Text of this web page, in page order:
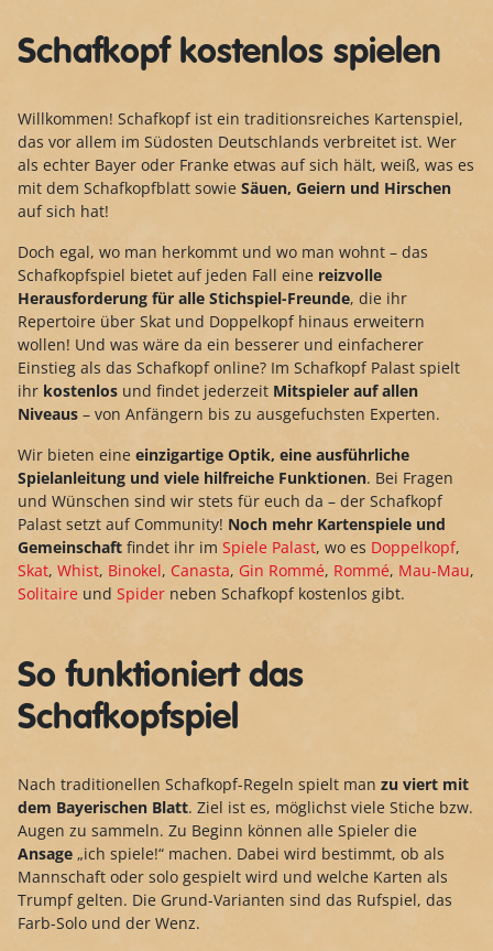
Schafkopf kostenlos spielen
Willkommen! Schafkopf ist ein traditionsreiches Kartenspiel,
das vor allem im Südosten Deutschlands verbreitet ist. Wer
als echter Bayer oder Franke etwas auf sich hält, weiß, was es
mit dem Schafkopfblatt sowie Säuen, Geiern und Hirschen
auf sich hat!
Doch egal, wo man herkommt und wo man wohnt – das
Schafkopfspiel bietet auf jeden Fall eine reizvolle
Herausforderung für alle Stichspiel-Freunde, die ihr
Repertoire über Skat und Doppelkopf hinaus erweitern
wollen! Und was wäre da ein besserer und einfacherer
Einstieg als das Schafkopf online? Im Schafkopf Palast spielt
ihr kostenlos und findet jederzeit Mitspieler auf allen
Niveaus – von Anfängern bis zu ausgefuchsten Experten.
Wir bieten eine einzigartige Optik, eine ausführliche
Spielanleitung und viele hilfreiche Funktionen. Bei Fragen
und Wünschen sind wir stets für euch da – der Schafkopf
Palast setzt auf Community! Noch mehr Kartenspiele und
Gemeinschaft findet ihr im Spiele Palast, wo es Doppelkopf,
Skat, Whist, Binokel, Canasta, Gin Rommé, Rommé, Mau-Mau,
Solitaire und Spider neben Schafkopf kostenlos gibt.
So funktioniert das
Schafkopfspiel
Nach traditionellen Schafkopf-Regeln spielt man zu viert mit
dem Bayerischen Blatt. Ziel ist es, möglichst viele Stiche bzw.
Augen zu sammeln. Zu Beginn können alle Spieler die
Ansage „ich spiele!“ machen. Dabei wird bestimmt, ob als
Mannschaft oder solo gespielt wird und welche Karten als
Trumpf gelten. Die Grund-Varianten sind das Rufspiel, das
Farb-Solo und der Wenz.